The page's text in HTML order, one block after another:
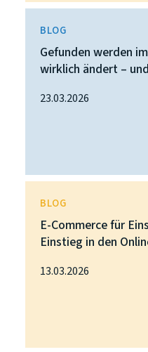
BLOG
Gefunden werden
wirklich ändert –
23.03.2026
BLOG
E-Commerce für
Einstieg in den
13.03.2026